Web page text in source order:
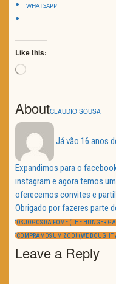
WHATSAPP
Like this:
Loading…
AboutCLAUDIO SOUSA
Já vão 16 anos
Expandimos para o
instagram e agora temos
oferecemos convites e
Obrigado por fazeres parte
Navegação
de
artigos
PREVIOUS
“OS JOGOS DA FOME (THE HUNGER
NEXT
“COMPRÁMOS UM ZOO! (WE BOUGHT
Leave a Reply